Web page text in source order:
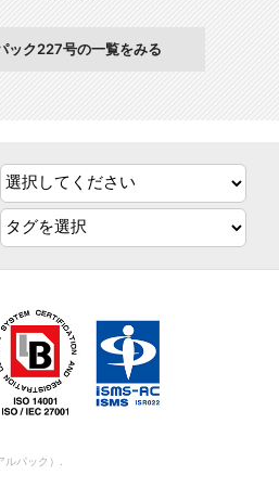
ック227号の一覧をみる
ルパック）.